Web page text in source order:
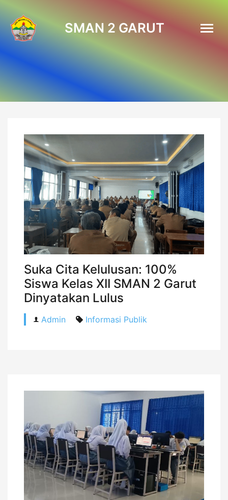
SMAN 2 GARUT
Suka Cita Kelulusan: 100%
Siswa Kelas XII SMAN 2 Garut
Dinyatakan Lulus
Admin Informasi Publik